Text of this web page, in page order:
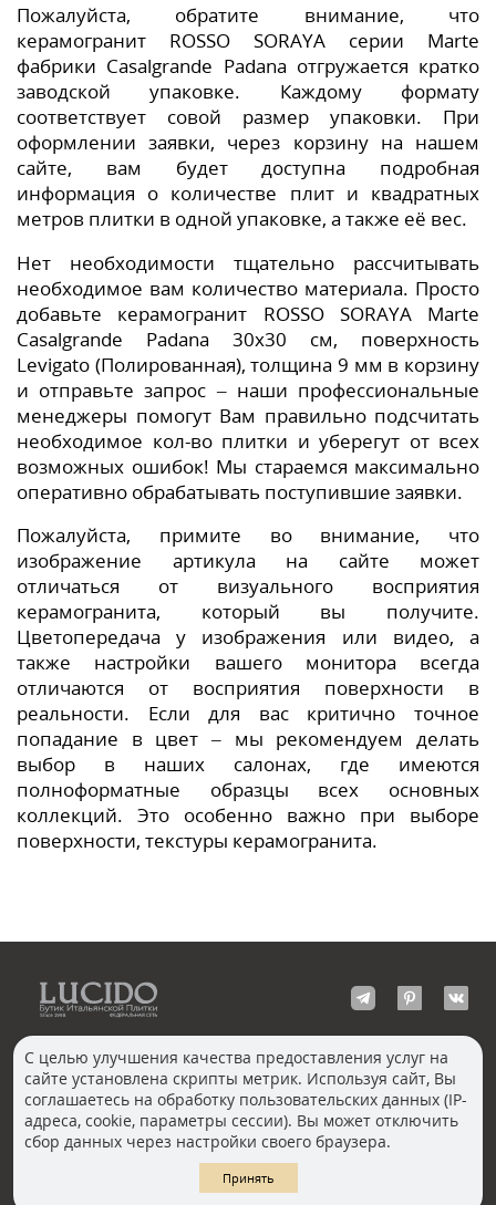
Пожалуйста, обратите внимание, что
керамогранит ROSSO SORAYA серии Marte
фабрики Casalgrande Padana отгружается кратко
заводской упаковке. Каждому формату
соответствует совой размер упаковки. При
оформлении заявки, через корзину на нашем
сайте, вам будет доступна подробная
информация о количестве плит и квадратных
метров плитки в одной упаковке, а также её вес.
Нет необходимости тщательно рассчитывать
необходимое вам количество материала. Просто
добавьте керамогранит ROSSO SORAYA Marte
Casalgrande Padana 30x30 см, поверхность
Levigato (Полированная), толщина 9 мм в корзину
и отправьте запрос – наши профессиональные
менеджеры помогут Вам правильно подсчитать
необходимое кол-во плитки и уберегут от всех
возможных ошибок! Мы стараемся максимально
оперативно обрабатывать поступившие заявки.
Пожалуйста, примите во внимание, что
изображение артикула на сайте может
отличаться от визуального восприятия
керамогранита, который вы получите.
Цветопередача у изображения или видео, а
также настройки вашего монитора всегда
отличаются от восприятия поверхности в
реальности. Если для вас критично точное
попадание в цвет – мы рекомендуем делать
выбор в наших салонах, где имеются
полноформатные образцы всех основных
коллекций. Это особенно важно при выборе
поверхности, текстуры керамогранита.
КОНТАКТЫ
Москва, Пречистенка
Волгоград
Екатеринбург
Казань
Новосибирск
Санкт-Петербург
С целью улучшения качества предоставления услуг на
сайте установлена скрипты метрик. Используя сайт, Вы
соглашаетесь на обработку пользовательских данных (IP-
адреса, cookie, параметры сессии). Вы может отключить
сбор данных через настройки своего браузера.
Принять